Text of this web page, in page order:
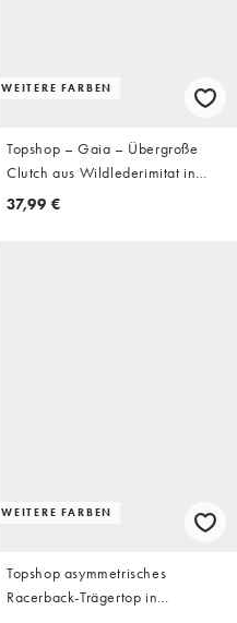
WEITERE FARBEN
Topshop – Gaia – Übergroße
Clutch aus Wildlederimitat in
Beige mit Metalldetail
37,99 €
WEITERE FARBEN
Topshop asymmetrisches
Racerback-Trägertop in